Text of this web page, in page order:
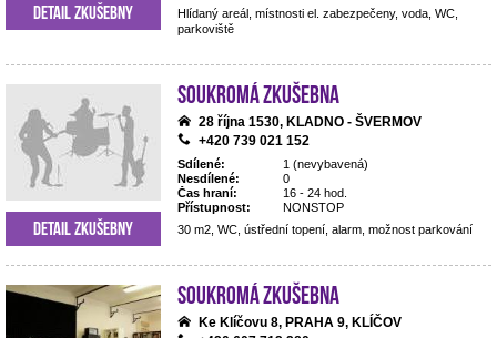
Hlídaný areál, místnosti el. zabezpečeny, voda, WC,
parkoviště
Detail zkušebny
Soukromá zkušebna
28 října 1530, KLADNO - ŠVERMOV
+420 739 021 152
Sdílené:
1 (nevybavená)
Nesdílené:
0
Čas hraní:
16 - 24 hod.
Přístupnost:
NONSTOP
30 m2, WC, ústřední topení, alarm, možnost parkování
Detail zkušebny
Soukromá zkušebna
Ke Klíčovu 8, PRAHA 9, KLÍČOV